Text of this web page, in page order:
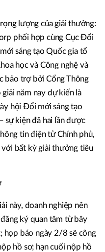
lượng của giải thưởng:
phối hợp cùng Cục Đổi
sáng tạo Quốc gia tổ
học và Công nghệ và
bảo trợ bởi Cổng Thông
năm nay dự kiến là
hội Đổi mới sáng tạo
sự kiện đã hai lần được
tin điện tử Chính phủ,
bất kỳ giải thưởng tiêu
này, doanh nghiệp nên
ký quan tâm từ bây
họp báo ngày 2/8 sẽ công
hồ sơ; hạn cuối nộp hồ